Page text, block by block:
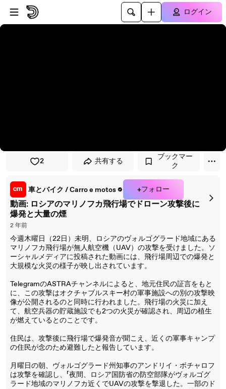
プレイヤーにスキップ
メインコンテンツにスキップ
ログイン
2 共有する
ブックマー
ク
車とバイク / Carro e motos +フォロー
動画: ロシアのマリノフカ飛行場でドローン攻撃後に
爆発と大量の煙
2 年前
今週木曜日（22日）未明、ロシアのヴォルゴグラード地域にある
マリノフカ飛行場が無人航空機（UAV）の攻撃を受けました。ソ
ーシャルメディアに投稿された動画には、飛行場周辺での爆発と
大規模な火災の様子が映し出されています。
TelegramのASTRAチャンネルによると、地元住民の証言をもと
に、この攻撃はオクチャブルスキー村の軍事施設への別の攻撃映
像が公開されるのと同時に行われました。飛行場の火災に加え
て、航空兵器の貯蔵施設でも2つの火災が確認され、周辺の植生
が燃えているとのことです。
住民は、攻撃後に飛行場で爆発音が聞こえ、近くの軍事キャンプ
の住民が念のため避難したと報告しています。
月曜日の朝、ヴォルゴグラード州知事のアンドリイ・ボチャロフ
は攻撃を確認し、「夜間、ロシア国防省の防空部隊がヴォルゴグ
ラード地域のマリノフカ近くでUAVの攻撃を撃退した。一部のド